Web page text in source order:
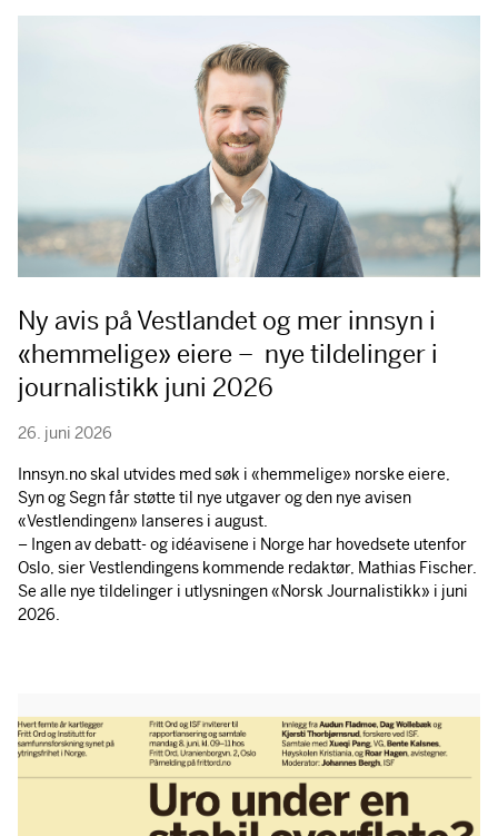
Ny avis på Vestlandet og mer innsyn i
«hemmelige» eiere – nye tildelinger i
journalistikk juni 2026
26. juni 2026
Innsyn.no skal utvides med søk i «hemmelige» norske eiere,
Syn og Segn får støtte til nye utgaver og den nye avisen
«Vestlendingen» lanseres i august.
– Ingen av debatt- og idéavisene i Norge har hovedsete utenfor
Oslo, sier Vestlendingens kommende redaktør, Mathias Fischer.
Se alle nye tildelinger i utlysningen «Norsk Journalistikk» i juni
2026.